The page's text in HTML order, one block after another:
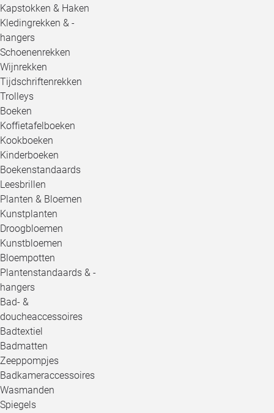
Kapstokken & Haken
Kledingrekken & -
hangers
Schoenenrekken
Wijnrekken
Tijdschriftenrekken
Trolleys
Boeken
Koffietafelboeken
Kookboeken
Kinderboeken
Boekenstandaards
Leesbrillen
Planten & Bloemen
Kunstplanten
Droogbloemen
Kunstbloemen
Bloempotten
Plantenstandaards & -
hangers
Bad- &
doucheaccessoires
Badtextiel
Badmatten
Zeeppompjes
Badkameraccessoires
Wasmanden
Spiegels